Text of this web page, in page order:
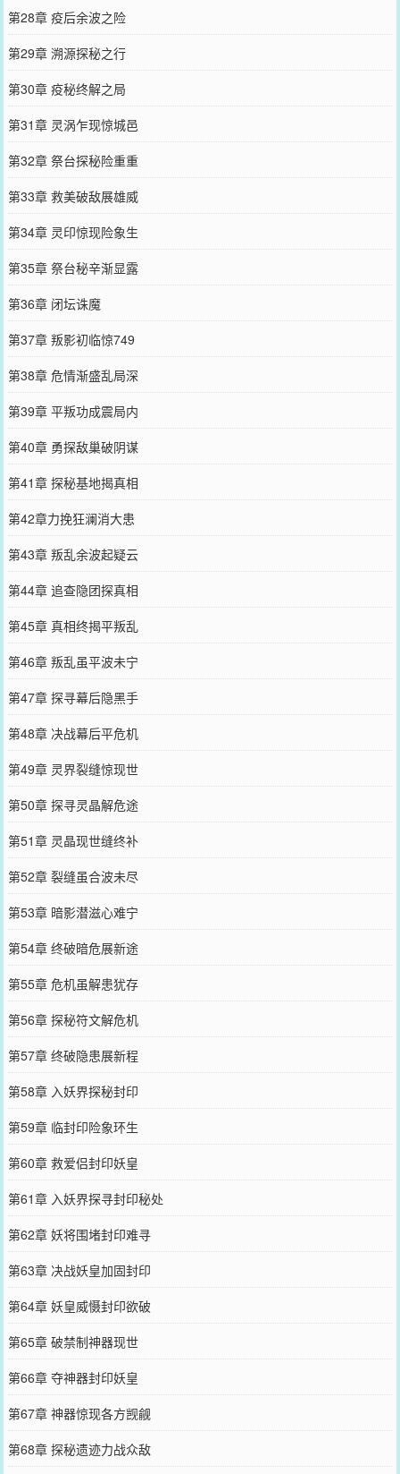
第28章 疫后余波之险
第29章 溯源探秘之行
第30章 疫秘终解之局
第31章 灵涡乍现惊城邑
第32章 祭台探秘险重重
第33章 救美破敌展雄威
第34章 灵印惊现险象生
第35章 祭台秘辛渐显露
第36章 闭坛诛魔
第37章 叛影初临惊749
第38章 危情渐盛乱局深
第39章 平叛功成震局内
第40章 勇探敌巢破阴谋
第41章 探秘基地揭真相
第42章力挽狂澜消大患
第43章 叛乱余波起疑云
第44章 追查隐团探真相
第45章 真相终揭平叛乱
第46章 叛乱虽平波未宁
第47章 探寻幕后隐黑手
第48章 决战幕后平危机
第49章 灵界裂缝惊现世
第50章 探寻灵晶解危途
第51章 灵晶现世缝终补
第52章 裂缝虽合波未尽
第53章 暗影潜滋心难宁
第54章 终破暗危展新途
第55章 危机虽解患犹存
第56章 探秘符文解危机
第57章 终破隐患展新程
第58章 入妖界探秘封印
第59章 临封印险象环生
第60章 救爱侣封印妖皇
第61章 入妖界探寻封印秘处
第62章 妖将围堵封印难寻
第63章 决战妖皇加固封印
第64章 妖皇威慑封印欲破
第65章 破禁制神器现世
第66章 夺神器封印妖皇
第67章 神器惊现各方觊觎
第68章 探秘遗迹力战众敌